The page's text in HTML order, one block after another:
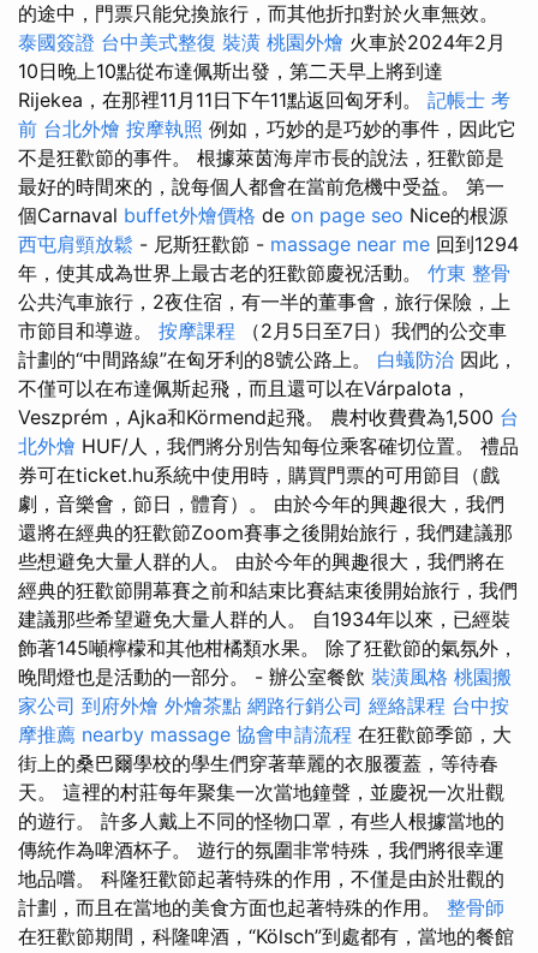
的途中，門票只能兌換旅行，而其他折扣對於火車無效。
泰國簽證 台中美式整復 裝潢 桃園外燴 火車於2024年2月
10日晚上10點從布達佩斯出發，第二天早上將到達
Rijekea，在那裡11月11日下午11點返回匈牙利。 記帳士 考
前 台北外燴 按摩執照 例如，巧妙的是巧妙的事件，因此它
不是狂歡節的事件。 根據萊茵海岸市長的說法，狂歡節是
最好的時間來的，說每個人都會在當前危機中受益。 第一
個Carnaval buffet外燴價格 de on page seo Nice的根源
西屯肩頸放鬆 - 尼斯狂歡節 - massage near me 回到1294
年，使其成為世界上最古老的狂歡節慶祝活動。 竹東 整骨
公共汽車旅行，2夜住宿，有一半的董事會，旅行保險，上
市節目和導遊。 按摩課程 （2月5日至7日）我們的公交車
計劃的“中間路線”在匈牙利的8號公路上。 白蟻防治 因此，
不僅可以在布達佩斯起飛，而且還可以在Várpalota，
Veszprém，Ajka和Körmend起飛。 農村收費費為1,500 台
北外燴 HUF/人，我們將分別告知每位乘客確切位置。 禮品
券可在ticket.hu系統中使用時，購買門票的可用節目（戲
劇，音樂會，節日，體育）。 由於今年的興趣很大，我們
還將在經典的狂歡節Zoom賽事之後開始旅行，我們建議那
些想避免大量人群的人。 由於今年的興趣很大，我們將在
經典的狂歡節開幕賽之前和結束比賽結束後開始旅行，我們
建議那些希望避免大量人群的人。 自1934年以來，已經裝
飾著145噸檸檬和其他柑橘類水果。 除了狂歡節的氣氛外，
晚間燈也是活動的一部分。 - 辦公室餐飲 裝潢風格 桃園搬
家公司 到府外燴 外燴茶點 網路行銷公司 經絡課程 台中按
摩推薦 nearby massage 協會申請流程 在狂歡節季節，大
街上的桑巴爾學校的學生們穿著華麗的衣服覆蓋，等待春
天。 這裡的村莊每年聚集一次當地鐘聲，並慶祝一次壯觀
的遊行。 許多人戴上不同的怪物口罩，有些人根據當地的
傳統作為啤酒杯子。 遊行的氛圍非常特殊，我們將很幸運
地品嚐。 科隆狂歡節起著特殊的作用，不僅是由於壯觀的
計劃，而且在當地的美食方面也起著特殊的作用。 整骨師
在狂歡節期間，科隆啤酒，“Kölsch”到處都有，當地的餐館